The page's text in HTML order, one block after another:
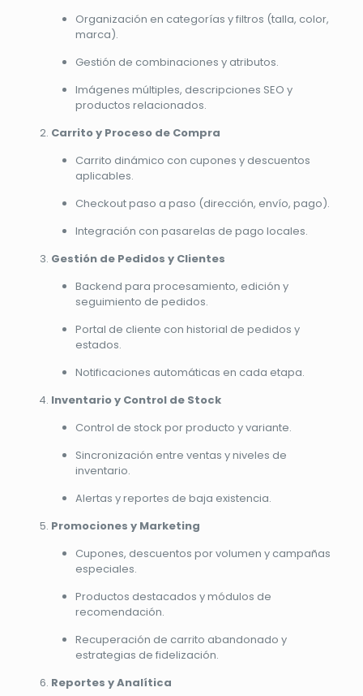
Organización en categorías y filtros (talla, color,
marca).
Gestión de combinaciones y atributos.
Imágenes múltiples, descripciones SEO y
productos relacionados.
Carrito y Proceso de Compra
Carrito dinámico con cupones y descuentos
aplicables.
Checkout paso a paso (dirección, envío, pago).
Integración con pasarelas de pago locales.
Gestión de Pedidos y Clientes
Backend para procesamiento, edición y
seguimiento de pedidos.
Portal de cliente con historial de pedidos y
estados.
Notificaciones automáticas en cada etapa.
Inventario y Control de Stock
Control de stock por producto y variante.
Sincronización entre ventas y niveles de
inventario.
Alertas y reportes de baja existencia.
Promociones y Marketing
Cupones, descuentos por volumen y campañas
especiales.
Productos destacados y módulos de
recomendación.
Recuperación de carrito abandonado y
estrategias de fidelización.
Reportes y Analítica